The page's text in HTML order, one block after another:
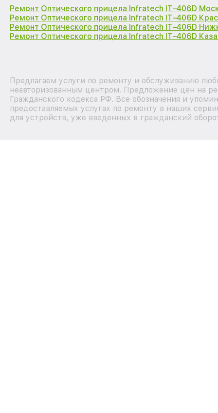
Ремонт Оптического прицела Infratech IT–406D
Ремонт Оптического прицела Infratech IT–406D
Ремонт Оптического прицела Infratech IT–406D
Ремонт Оптического прицела Infratech IT–406D
Предлагаем услуги по ремонту и обслуживанию
неавторизованным центром. Предложение цен на
Гражданского кодекса РФ. Все обозначения и
предоставляемых услугах по ремонту в наших
для устройств, уже введенных в гражданский